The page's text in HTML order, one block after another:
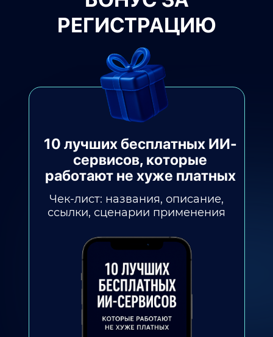
Чек-лист: названия, описание,
ссылки, сценарии применения
10 лучших бесплатных ИИ-
сервисов, которые
работают не хуже платных
РЕГИСТРАЦИЮ